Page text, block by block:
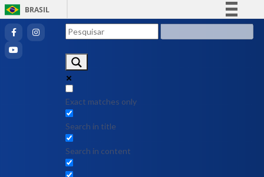
BRASIL
Exact matches only
Search in title
Search in content